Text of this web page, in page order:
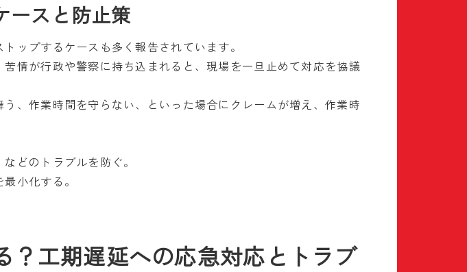
ースと防止策
ップするケースも多く報告されています。
情が行政や警察に持ち込まれると、現場を一旦止めて対応を協議
、作業時間を守らない、といった場合にクレームが増え、作業時
どのトラブルを防ぐ。
小化する。
？工期遅延への応急対応とトラブ